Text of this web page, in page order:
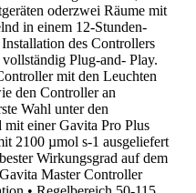
oderzwei Räume mit
in einem 12-Stunden-
des Controllers
Plug-and- Play.
mit den Leuchten
den Controller an
Wahl unter den
mit einer Gavita Pro Plus
2100 µmol s-1 ausgeliefert
Wirkungsgrad auf dem
Master Controller